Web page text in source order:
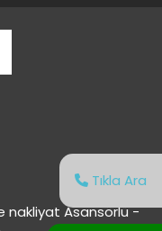
Tıkla Ara
nakliyat Asansörlü -